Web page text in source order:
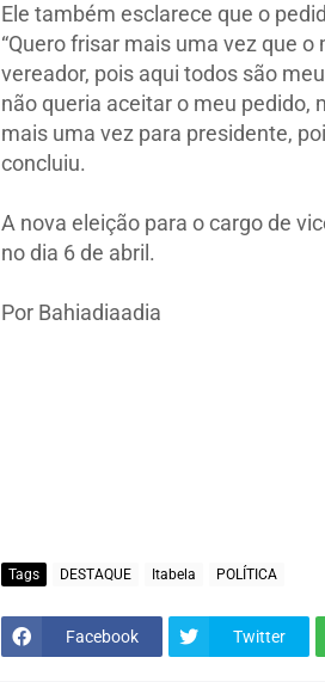
Ele também esclarece que o
“Quero frisar mais uma vez que
vereador, pois aqui todos são
não queria aceitar o meu pedido,
mais uma vez para presidente,
concluiu.
A nova eleição para o cargo de
no dia 6 de abril.
Por Bahiadiaadia
Tags DESTAQUE Itabela POLÍTICA
Facebook Twitter